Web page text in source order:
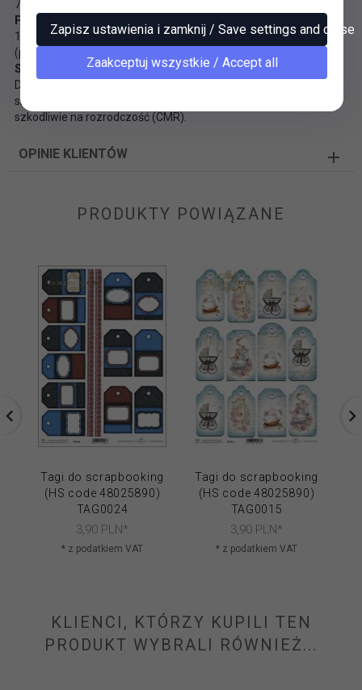
7. Nie zawiera metali ciężkich
Pozyskiwanie i recykling
100% włókna wtórne, certyfikat Recyklingu FSC® i PCF
(produkowany bez chloru).
Substancje chemiczne
Do produkcji wykorzystano surowce, w których brak substancji
sklasyfikowanych jako rakotwórcze, mutagenne lub działające
szkodliwie na rozrodczość (CMR).
OPINIE KLIENTÓW
PRODUKTY POWIĄZANE
Tagi do scrapbooking
(HS code 48025890)
TAG0024
3,90 PLN*
* z podatkiem VAT
Tagi do scrapbooking
(HS code 48025890)
TAG0015
3,90 PLN*
* z podatkiem VAT
KLIENCI, KTÓRZY KUPILI TEN
PRODUKT WYBRALI RÓWNIEŻ...
Zapisz ustawienia i zamknij / Save settings and close
Zaakceptuj wszystkie / Accept all